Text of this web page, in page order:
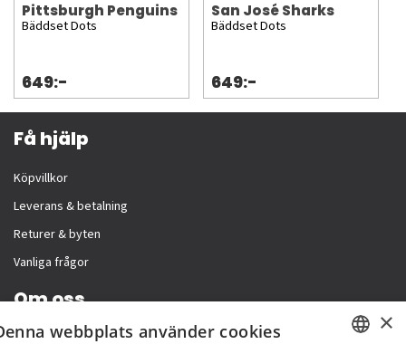
Pittsburgh Penguins
Bäddset Dots
649:-
San José Sharks
Bäddset Dots
649:-
Få hjälp
Köpvillkor
Leverans & betalning
Returer & byten
Vanliga frågor
Om oss
Företagsinformation
×
webbplats använder cookies